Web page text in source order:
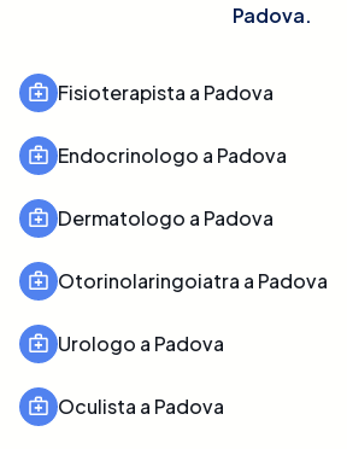
Padova.
Fisioterapista a Padova
Endocrinologo a Padova
Dermatologo a Padova
Otorinolaringoiatra a Padova
Urologo a Padova
Oculista a Padova